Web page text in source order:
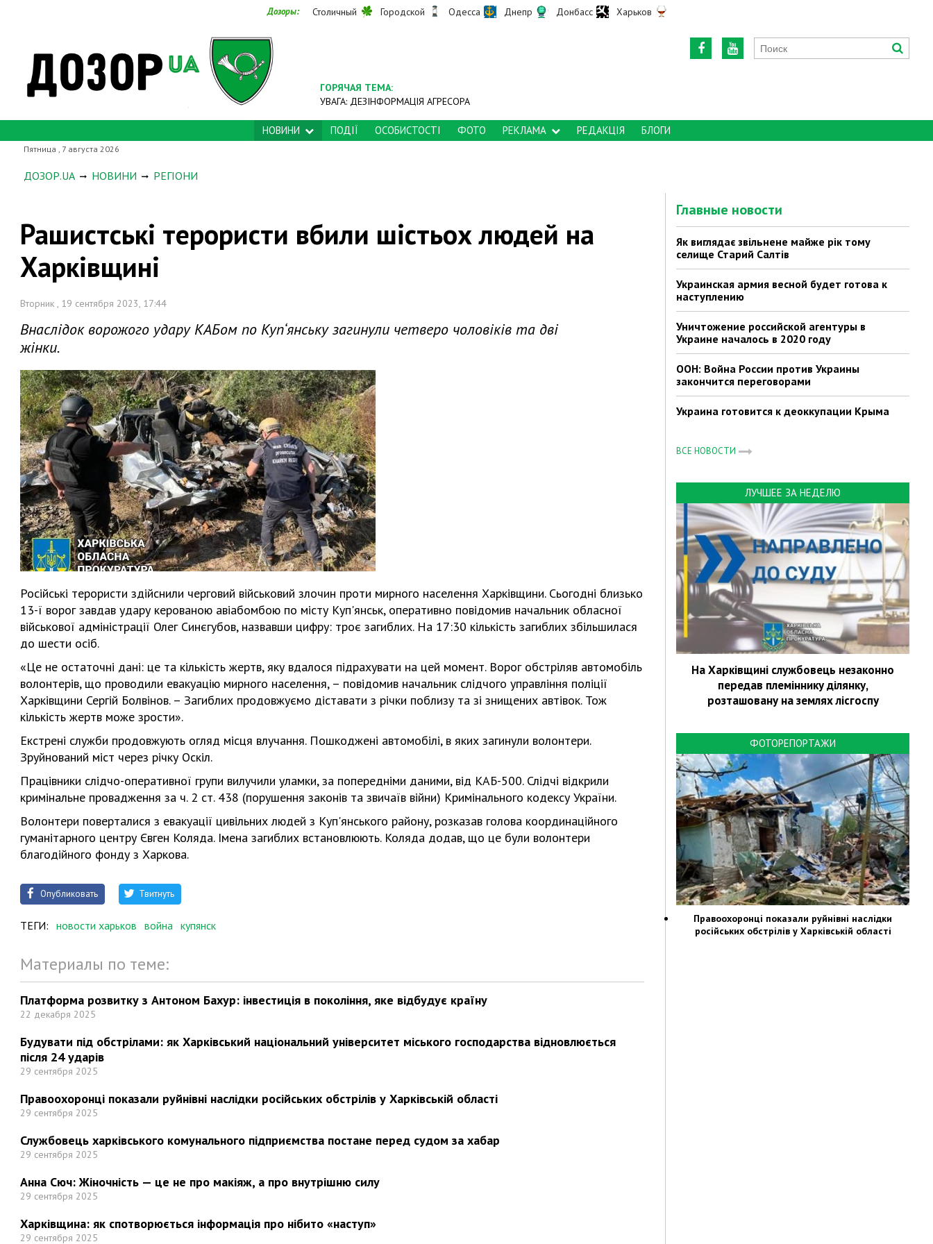
Дозоры: Столичный Городской Одесса Днепр Донбасс Харьков
ГОРЯЧАЯ ТЕМА:
УВАГА: ДЕЗІНФОРМАЦІЯ АГРЕСОРА
НОВИНИ ПОДІЇ ОСОБИСТОСТІ ФОТО РЕКЛАМА РЕДАКЦІЯ БЛОГИ
Пятница , 7 августа 2026
ДОЗОР.UA НОВИНИ РЕГІОНИ
Рашистські терористи вбили шістьох людей на
Харківщині
Вторник , 19 сентября 2023, 17:44
Внаслідок ворожого удару КАБом по Куп‘янську загинули четверо чоловіків та дві
жінки.
Російські терористи здійснили черговий військовий злочин проти мирного населення Харківщини. Сьогодні близько
13-ї ворог завдав удару керованою авіабомбою по місту Куп'янськ, оперативно повідомив начальник обласної
військової адміністрації Олег Синєгубов, назвавши цифру: троє загиблих. На 17:30 кількість загиблих збільшилася
до шести осіб.
«Це не остаточні дані: це та кількість жертв, яку вдалося підрахувати на цей момент. Ворог обстріляв автомобіль
волонтерів, що проводили евакуацію мирного населення, – повідомив начальник слідчого управління поліції
Харківщини Сергій Болвінов. – Загиблих продовжуємо діставати з річки поблизу та зі знищених автівок. Тож
кількість жертв може зрости».
Екстрені служби продовжують огляд місця влучання. Пошкоджені автомобілі, в яких загинули волонтери.
Зруйнований міст через річку Оскіл.
Працівники слідчо-оперативної групи вилучили уламки, за попередніми даними, від КАБ-500. Слідчі відкрили
кримінальне провадження за ч. 2 ст. 438 (порушення законів та звичаїв війни) Кримінального кодексу України.
Волонтери поверталися з евакуації цивільних людей з Куп'янського району, розказав голова координаційного
гуманітарного центру Євген Коляда. Імена загиблих встановлюють. Коляда додав, що це були волонтери
благодійного фонду з Харкова.
Опубликовать Твитнуть
ТЕГИ: новости харьков война купянск
Материалы по теме:
Платформа розвитку з Антоном Бахур: інвестиція в покоління, яке відбудує країну
22 декабря 2025
Будувати під обстрілами: як Харківський національний університет міського господарства відновлюється
після 24 ударів
29 сентября 2025
Правоохоронці показали руйнівні наслідки російських обстрілів у Харківській області
29 сентября 2025
Службовець харківського комунального підприємства постане перед судом за хабар
29 сентября 2025
Анна Сюч: Жіночність — це не про макіяж, а про внутрішню силу
29 сентября 2025
Харківщина: як спотворюється інформація про нібито «наступ»
29 сентября 2025
Главные новости
Як виглядає звільнене майже рік тому
селище Старий Салтів
Украинская армия весной будет готова к
наступлению
Уничтожение российской агентуры в
Украине началось в 2020 году
ООН: Война России против Украины
закончится переговорами
Украина готовится к деоккупации Крыма
ВСЕ НОВОСТИ
ЛУЧШЕЕ ЗА НЕДЕЛЮ
На Харківщині службовець незаконно
передав племіннику ділянку,
розташовану на землях лісгоспу
ФОТОРЕПОРТАЖИ
Правоохоронці показали руйнівні наслідки
російських обстрілів у Харківській області